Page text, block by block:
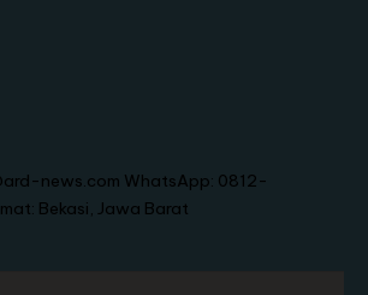
news.com WhatsApp: 0812-
Bekasi, Jawa Barat